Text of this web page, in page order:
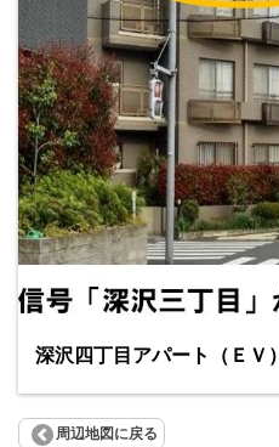
深沢四丁目アパート（ＥＶ）
周辺地図に戻る